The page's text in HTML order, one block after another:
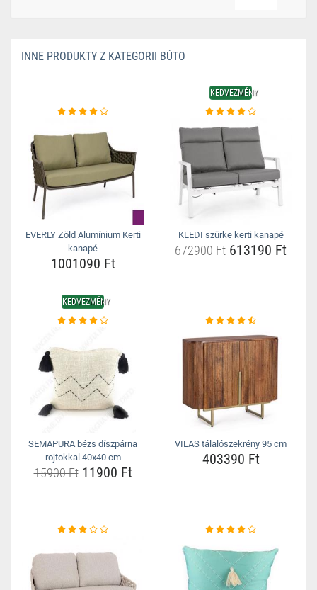
INNE PRODUKTY Z KATEGORII BÚTO
EVERLY Zöld Alumínium Kerti
kanapé
1001090 Ft
KEDVEZMÉNY
KLEDI szürke kerti kanapé
672900 Ft 613190 Ft
KEDVEZMÉNY
SEMAPURA bézs díszpárna
rojtokkal 40x40 cm
15900 Ft11900 Ft
VILAS tálalószekrény 95 cm
403390 Ft